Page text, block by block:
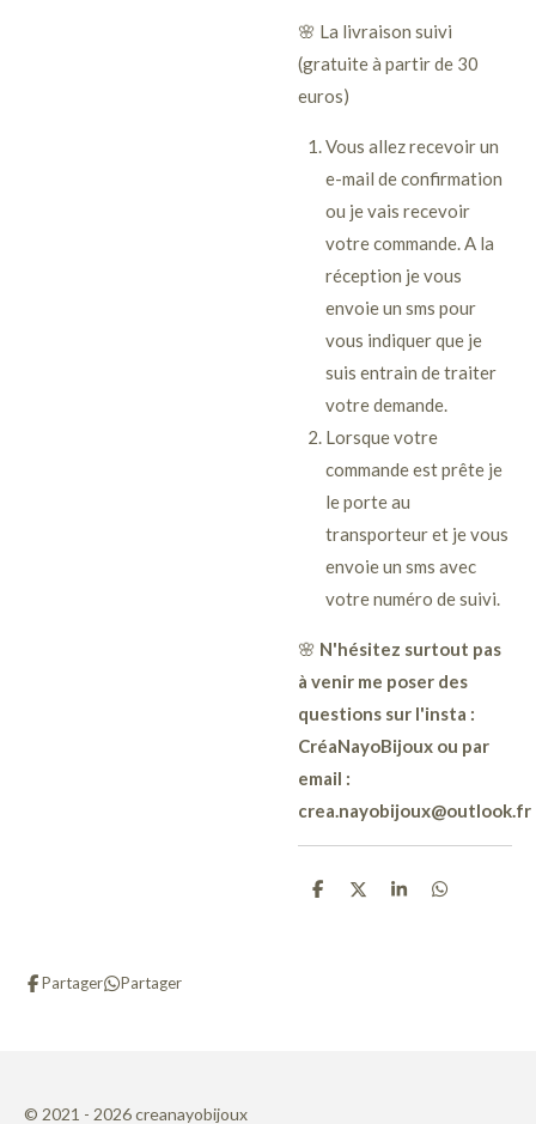
🌸 La livraison suivi
(gratuite à partir de 30
euros)
Vous allez recevoir un
e-mail de confirmation
ou je vais recevoir
votre commande. A la
réception je vous
envoie un sms pour
vous indiquer que je
suis entrain de traiter
votre demande.
Lorsque votre
commande est prête je
le porte au
transporteur et je vous
envoie un sms avec
votre numéro de suivi.
🌸 N'hésitez surtout pas
à venir me poser des
questions sur l'insta :
CréaNayoBijoux ou par
email :
crea.nayobijoux@outlook.fr
P
P
P
P
Partager Partager
© 2021 - 2026 creanayobijoux